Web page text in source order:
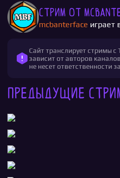
Стрим от
mcbanterface играет
Сайт транслирует стримы
зависит от авторов
не несет ответственности
Предыдущие